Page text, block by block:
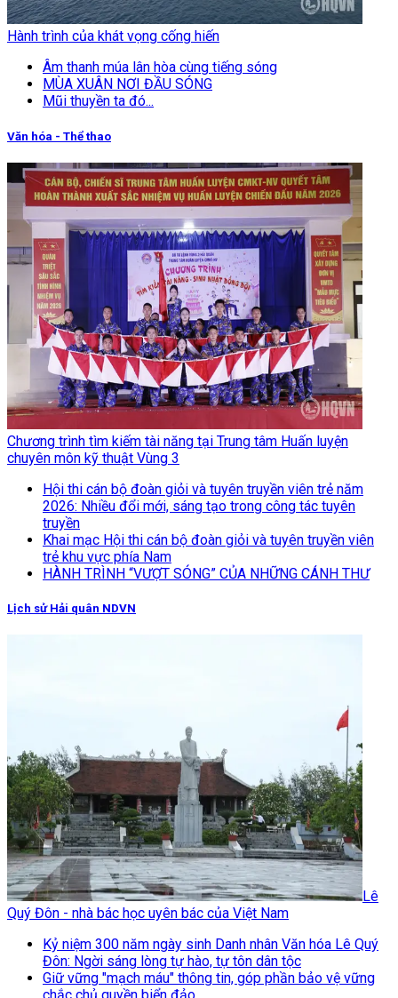
Hành trình của khát vọng cống hiến
Âm thanh múa lân hòa cùng tiếng sóng
MÙA XUÂN NƠI ĐẦU SÓNG
Mũi thuyền ta đó...
Văn hóa - Thể thao
Chương trình tìm kiếm tài năng tại Trung tâm Huấn luyện
chuyên môn kỹ thuật Vùng 3
Hội thi cán bộ đoàn giỏi và tuyên truyền viên trẻ năm
2026: Nhiều đổi mới, sáng tạo trong công tác tuyên
truyền
Khai mạc Hội thi cán bộ đoàn giỏi và tuyên truyền viên
trẻ khu vực phía Nam
HÀNH TRÌNH “VƯỢT SÓNG” CỦA NHỮNG CÁNH THƯ
Lịch sử Hải quân NDVN
Lê
Quý Đôn - nhà bác học uyên bác của Việt Nam
Kỷ niệm 300 năm ngày sinh Danh nhân Văn hóa Lê Quý
Đôn: Ngời sáng lòng tự hào, tự tôn dân tộc
Giữ vững "mạch máu" thông tin, góp phần bảo vệ vững